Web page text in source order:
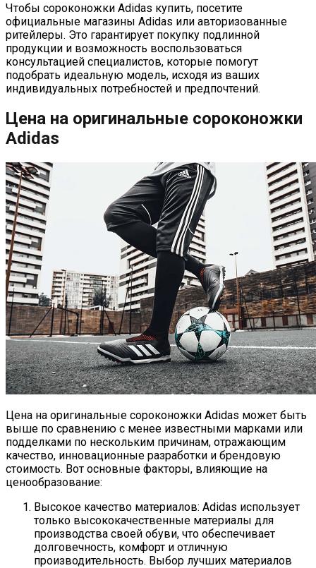
Чтобы сороконожки Adidas купить, посетите
официальные магазины Adidas или авторизованные
ритейлеры. Это гарантирует покупку подлинной
продукции и возможность воспользоваться
консультацией специалистов, которые помогут
подобрать идеальную модель, исходя из ваших
индивидуальных потребностей и предпочтений.
Цена на оригинальные сороконожки
Adidas
Цена на оригинальные сороконожки Adidas может быть
выше по сравнению с менее известными марками или
подделками по нескольким причинам, отражающим
качество, инновационные разработки и брендовую
стоимость. Вот основные факторы, влияющие на
ценообразование:
Высокое качество материалов: Adidas использует
только высококачественные материалы для
производства своей обуви, что обеспечивает
долговечность, комфорт и отличную
производительность. Выбор лучших материалов